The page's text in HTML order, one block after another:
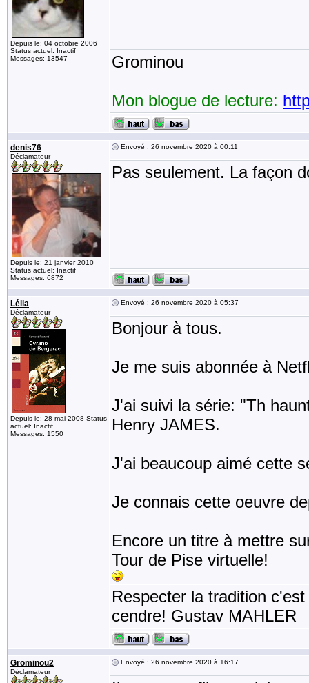
Depuis le: 04 octobre 2006
Status actuel: Inactif
Messages: 13547
Grominou
Mon blogue de lecture:
denis76
Déclamateur
Depuis le: 21 janvier 2010
Status actuel: Inactif
Messages: 6872
Envoyé : 26 novembre 2020 à 00:11
Pas seulement. La façon
Lélia
Déclamateur
Depuis le: 28 mai 2008 Status
actuel: Inactif
Messages: 1550
Envoyé : 26 novembre 2020 à 05:37
Bonjour à tous.
Je me suis abonnée à
J'ai suivi la série: "Th
Henry JAMES.
J'ai beaucoup aimé cette
Je connais cette oeuvre
Encore un titre à mettre
Tour de Pise virtuelle!
Respecter la tradition
cendre! Gustav MAHLER
Grominou2
Déclamateur
Envoyé : 26 novembre 2020 à 16:17